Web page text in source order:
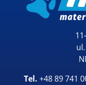
Tel. +48 89 741